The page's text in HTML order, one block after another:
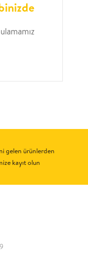
gelen ürünlerden
kayıt olun